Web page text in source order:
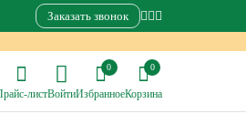
Заказать звонок
листВойти
0
Избранное
0
Корзина